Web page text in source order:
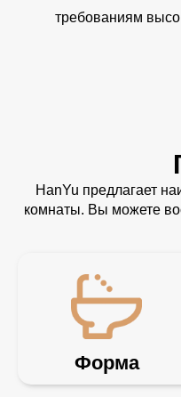
требованиям
HanYu предлагает
комнаты. Вы можете
Форма